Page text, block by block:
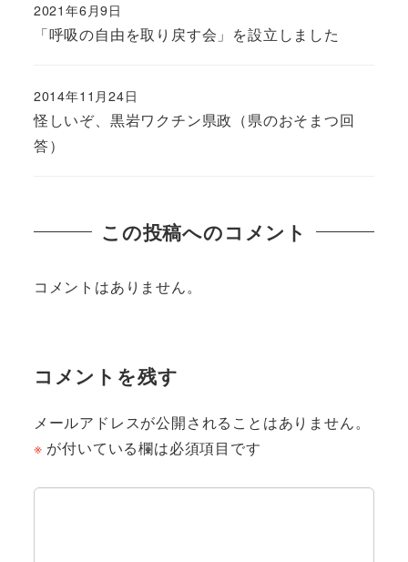
「呼吸の自由を取り戻す会」を設立しました
2021年6月9日
怪しいぞ、黒岩ワクチン県政（県のおそまつ回
答）
2014年11月24日
この投稿へのコメント
コメントはありません。
コメントを残す
メールアドレスが公開されることはありません。
※ が付いている欄は必須項目です